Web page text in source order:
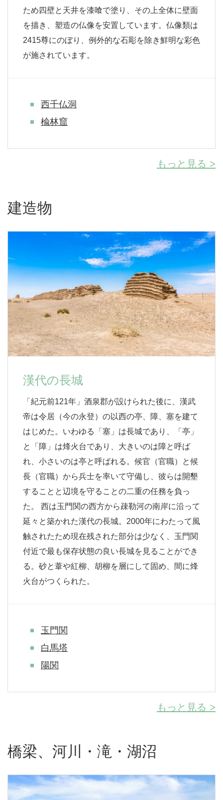
ため四壁と天井を漆喰で塗り、その上全体に壁面
を描き、塑造の仏像を安置しています。仏像類は
2415尊にのぼり、例外的な石彫を除き鮮明な彩色
が施されています。
西千仏洞
楡林窟
もっと見る >
建造物
漢代の長城
「紀元前121年」酒泉郡が設けられた後に、漢武
帝は令居（今の永登）の以西の亭、障、塞を建て
はじめた。いわゆる「塞」は長城であり、「亭」
と「障」は烽火台であり、大きいのは障と呼ば
れ、小さいのは亭と呼ばれる。候官（官職）と候
長（官職）から兵士を率いて守備し、彼らは開墾
することと辺境を守ることの二重の任務を負っ
た。 西は玉門関の西方から疎勒河の南岸に沿って
延々と築かれた漢代の長城。2000年にわたって風
触されたため現在残された部分は少なく、玉門関
付近で最も保存状態の良い長城を見ることができ
る。砂と葦や紅柳、胡柳を層にして固め、間に烽
火台がつくられた。
玉門関
白馬塔
陽関
もっと見る >
橋梁、河川・滝・湖沼